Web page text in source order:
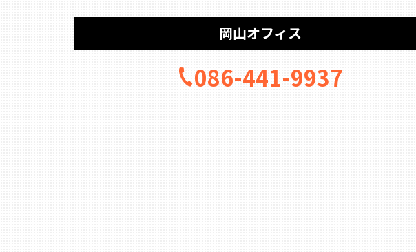
岡山オフィス
086-441-9937